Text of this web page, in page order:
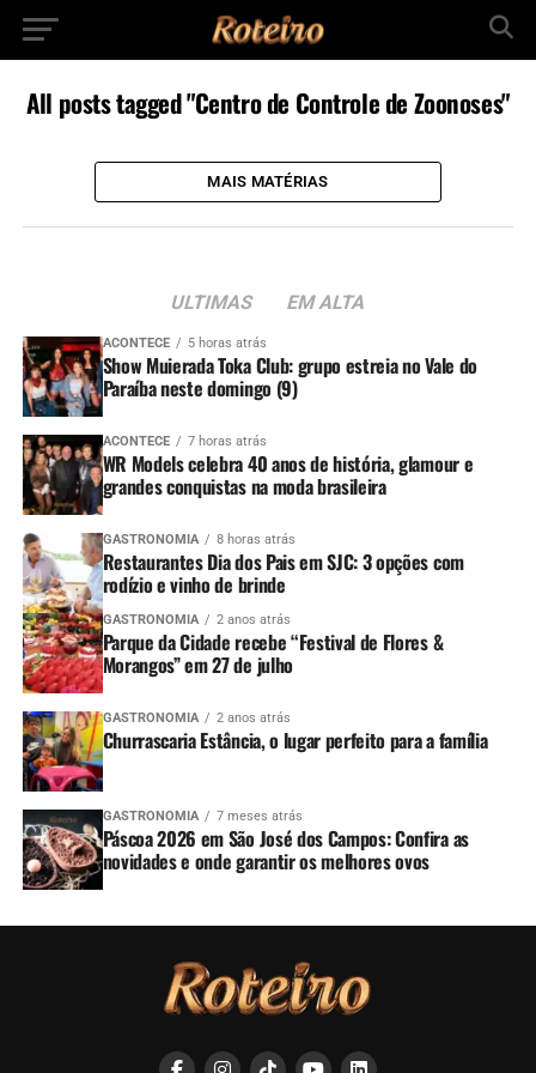
All posts tagged "Centro de Controle de Zoonoses"
MAIS MATÉRIAS
ULTIMAS EM ALTA
ACONTECE 5 horas atrás
Show Muierada Toka Club: grupo estreia no Vale do
Paraíba neste domingo (9)
ACONTECE 7 horas atrás
WR Models celebra 40 anos de história, glamour e
grandes conquistas na moda brasileira
GASTRONOMIA 8 horas atrás
Restaurantes Dia dos Pais em SJC: 3 opções com
rodízio e vinho de brinde
GASTRONOMIA 2 anos atrás
Parque da Cidade recebe “Festival de Flores &
Morangos” em 27 de julho
GASTRONOMIA 2 anos atrás
Churrascaria Estância, o lugar perfeito para a família
GASTRONOMIA 7 meses atrás
Páscoa 2026 em São José dos Campos: Confira as
novidades e onde garantir os melhores ovos